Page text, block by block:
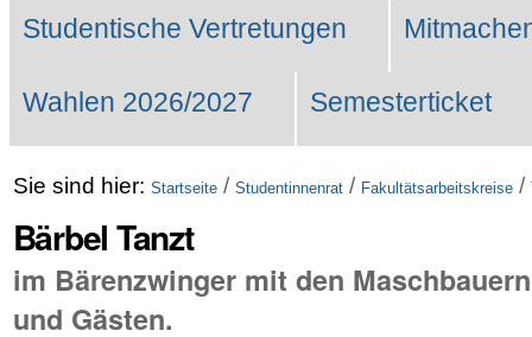
Studentische Vertretungen
Wahlen 2026/2027 Semesterticket
Sie sind hier: Startseite / Studentinnenrat / Fakultätsarbeitskreise /
Bärbel Tanzt
im Bärenzwinger mit den
und Gästen.